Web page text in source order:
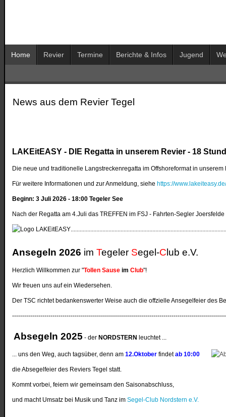
Home Revier Termine Berichte & Infos Jugend
News aus dem Revier Tegel
LAKEitEASY - DIE Regatta in unserem Revier - 18
Die neue und traditionelle Langstreckenregatta im Offshoreformat in unserem
Für weitere Informationen und zur Anmeldung, siehe https://
Beginn: 3 Juli 2026 - 18:00 Tegeler See
Nach der Regatta am 4.Juli das TREFFEN im FSJ - Fahrten-Segler
Ansegeln 2026 imTegeler Segel-C lub e.V.
Herzlich Willkommen zur "Tollen Sauseim Club"!
Wir freuen uns auf ein Wiedersehen.
Der TSC richtet bedankenswerter Weise auch die offzielle Ansegelfeier des
Absegeln 2025 - der NORDSTERN leuchtet ...
... uns den Weg, auch tagsüber, denn am12.Oktoberfindet ab 10:00
die Absegelfeier des Reviers Tegel statt.
Kommt vorbei, feiern wir gemeinsam den Saisonabschluss,
und macht Umsatz bei Musik und Tanz imSegel-Club Nordstern e.V.